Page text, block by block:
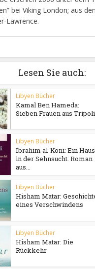
bei Viking London; aus
Lawrence.
Lesen Sie auch:
Libyen Bücher
Kamal Ben Hameda:
Sieben Frauen aus
Libyen Bücher
Ibrahim al-Koni: Ein Haus
in der Sehnsucht. Roman
aus...
Libyen Bücher
Hisham Matar:
eines Verschwindens
Libyen Bücher
Hisham Matar: Die
Rückkehr